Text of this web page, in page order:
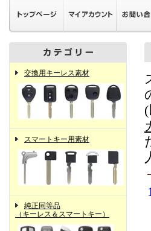
交換用キーレス素材
スマートキー用素材
純正同等品
（キーレス＆スマートキー）